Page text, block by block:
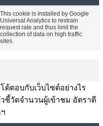
This cookie is installed by Google
Universal Analytics to restrain
request rate and thus limit the
collection of data on high traffic
sites.
ต้ตอบกับเว็บไซต์อย่างไร
ชี้วัดจำนวนผู้เข้าชม อัตราตี